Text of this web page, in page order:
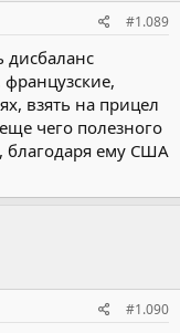
продолжает
Он отметил, что у
спасти ДРСМД.
#1.089
дисбаланс
взять на прицел
чего полезного
благодаря ему США
#1.090